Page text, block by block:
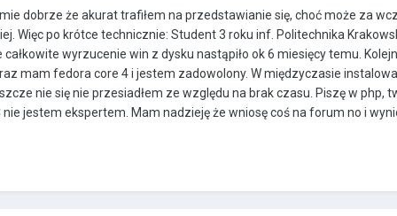
dobrze że akurat trafiłem na przedstawianie się, choć może za
Więc po krótce technicznie: Student 3 roku inf. Politechnika
wyrzucenie win z dysku nastąpiło ok 6 miesięcy temu.
mam fedora core 4 i jestem zadowolony. W międzyczasie
nie się nie przesiadłem ze względu na brak czasu. Piszę w php,
nie jestem ekspertem. Mam nadzieję że wniosę coś na forum no i